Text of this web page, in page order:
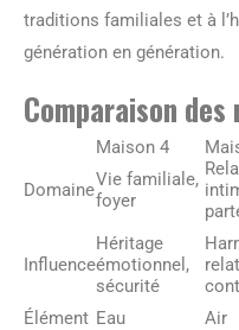
traditions familiales et à
génération en génération.
Comparaison
Maison 4
DomaineVie familiale,
foyer
Influence
Héritage
émotionnel,
sécurité
Élément Eau Air